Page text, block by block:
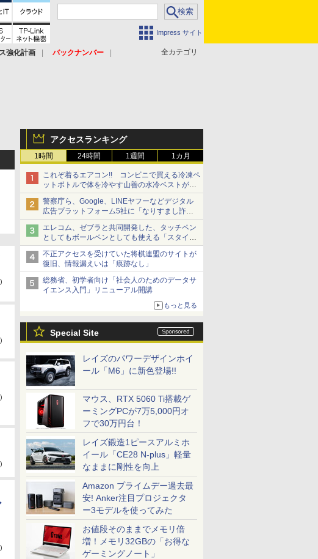
Impress サイト
全カテゴリ
強化計画
バックナンバー
アクセスランキング
1時間 24時間 1週間 1カ月
これぞ着るエアコン!! コンビニで買える冷凍ペ
ットボトルで体を冷やす山善の水冷ベストがロ
ードバイクにちょうどいい【ぼっち・ざ・ろー
ど！その14】【空いた時間でなにしてる？】
警察庁ら、Google、LINEヤフーなどデジタル
広告プラットフォーム5社に「なりすまし詐欺
広告」対策強化を要請 著名人の写真や映像を
使った投資詐欺などへの対策として
エレコム、ゼブラと共同開発した、タッチペン
としてもボールペンとしても使える「スタイラ
スツーウェイ」発売 iPadにも紙にも、持ち替
えずに書き込める
不正アクセスを受けていた将棋連盟のサイトが
復旧、情報漏えいは「痕跡なし」
総務省、初学者向け「社会人のためのデータサ
イエンス入門」リニューアル開講
もっと見る
Special Site
レイズのパワーデザインホイ
ール「M6」に新色登場!!
マウス、RTX 5060 Ti搭載ゲ
ーミングPCが7万5,000円オ
フで30万円台！
レイズ鍛造1ピースアルミホ
イール「CE28 N-plus」軽量
なままに剛性を向上
Amazon プライムデー過去最
安! Anker注目プロジェクタ
ー3モデルを使ってみた
お値段そのままでメモリ倍
増！メモリ32GBの「お得な
ゲーミングノート」